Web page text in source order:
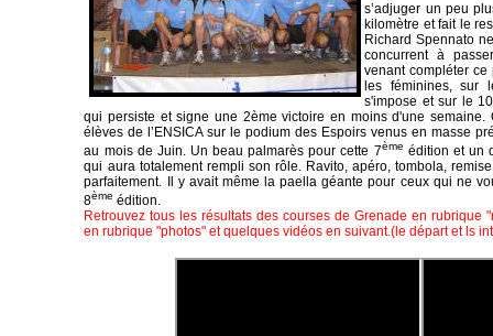
s’adjuger un peu
kilomètre et fait le
Richard Spennato
concurrent à
venant compléter
les féminines, sur
s'impose et sur le
qui persiste et signe une 2ème victoire en moins d'une semaine.
élèves de l’ENSICA sur le podium des Espoirs venus en masse
au mois de Juin. Un beau palmarès pour cette 7ème édition et un
qui aura totalement rempli son rôle. Ravito, apéro, tombola,
parfaitement. Il y avait même la paella géante pour ceux qui ne
8ème édition.
Retrouvez tous les résultats des courses de Grenade en rubrique
en rubrique "photos" et quelques vidéos en suivant.(le départ et ls